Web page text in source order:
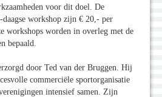
voor dit doel. De
workshop zijn € 20,- per
workshops worden in overleg met de
bepaald.
door Ted van der Bruggen. Hij
commerciële sportorganisatie
intensief samen. Zijn